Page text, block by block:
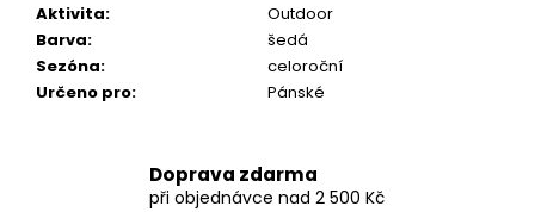
Aktivita:
Outdoor
Barva:
šedá
Sezóna:
celoroční
Určeno pro: Pánské
Doprava zdarma
při objednávce nad 2 500 Kč